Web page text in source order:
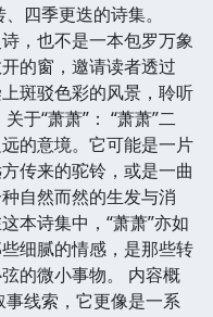
四季更迭的诗集。
，也不是一本包罗万象
的窗，邀请读者透过
斑驳色彩的风景，聆听
于“萧萧”： “萧萧”二
的意境。它可能是一片
传来的驼铃，或是一曲
自然而然的生发与消
本诗集中，“萧萧”亦如
细腻的情感，是那些转
的微小事物。 内容概
线索，它更像是一系